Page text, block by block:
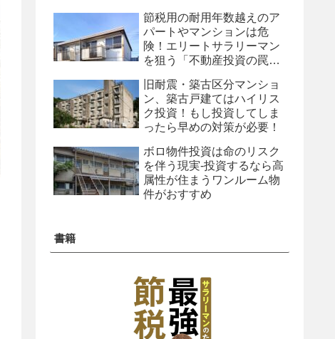
節税用の耐用年数越えのア
パートやマンションは危
険！エリートサラリーマン
を狙う「不動産投資の罠」
旧耐震・築古区分マンショ
ン、築古戸建てはハイリス
ク投資！もし投資してしま
ったら早めの対策が必要！
ボロ物件投資は命のリスク
を伴う現実-投資するなら高
属性が住まうワンルーム物
件がおすすめ
書籍